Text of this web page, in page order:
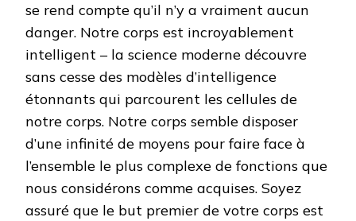
se rend compte qu’il n’y a vraiment aucun
danger. Notre corps est incroyablement
intelligent – la science moderne découvre
sans cesse des modèles d’intelligence
étonnants qui parcourent les cellules de
notre corps. Notre corps semble disposer
d’une infinité de moyens pour faire face à
l’ensemble le plus complexe de fonctions que
nous considérons comme acquises. Soyez
assuré que le but premier de votre corps est